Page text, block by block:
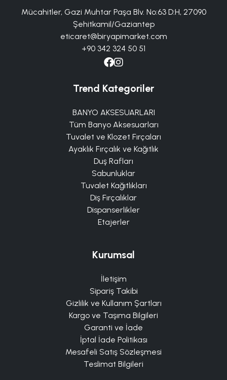
Mücahitler, Gazi Muhtar Paşa Blv. No:63 D:H, 27090
Şehitkamil/Gaziantep
eticaret@biryapimarket.com
+90 342 324 50 51
Trend Kategoriler
BANYO AKSESUARLARI
Tüm Banyo Aksesuarları
Tuvalet ve Klozet Fırçaları
Ayaklık Fırçalık ve Kağıtlık
Duş Rafları
Sabunluklar
Tuvalet Kağıtlıkları
Diş Fırçalıklar
Dispanserlikler
Etajerler
Kurumsal
İletişim
Sipariş Takibi
Gizlilik ve Kullanım Şartları
Kargo ve Taşıma Bilgileri
Garanti ve İade
İptal İade Politikası
Mesafeli Satış Sözleşmesi
Teslimat Bilgileri